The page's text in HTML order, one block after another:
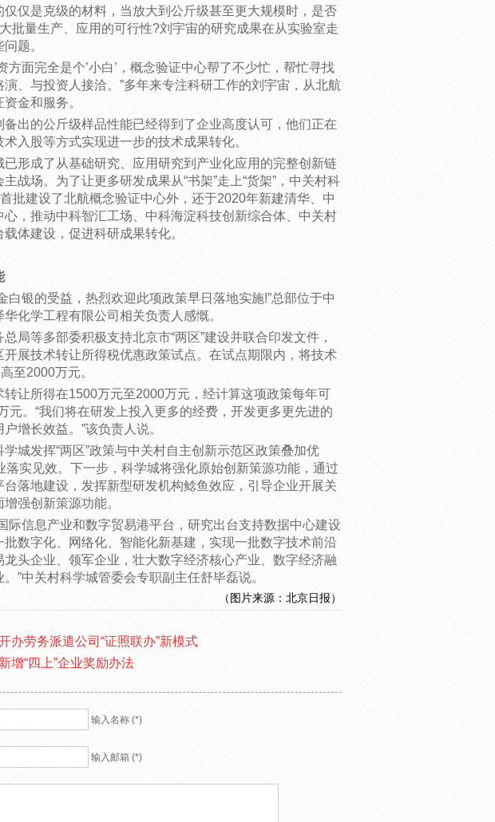
是克级的材料，当放大到公斤级甚至更大规模时，是否
批量生产、应用的可行性?刘宇宙的研究成果在从实验室走
题。
面完全是个’小白’，概念验证中心帮了不少忙，帮忙寻找
、与投资人接洽。”多年来专注科研工作的刘宇宙，从北航
金和服务。
的公斤级样品性能已经得到了企业高度认可，他们正在
入股等方式实现进一步的技术成果转化。
成了从基础研究、应用研究到产业化应用的完整创新链
战场。为了让更多研发成果从“书架”走上“货架”，中关村科
批建设了北航概念验证中心外，还于2020年新建清华、中
，推动中科智汇工场、中科海淀科技创新综合体、中关村
体建设，促进科研成果转化。
银的受益，热烈欢迎此项政策早日落地实施!”总部位于中
化学工程有限公司相关负责人感慨。
等多部委积极支持北京市“两区”建设并联合印发文件，
展技术转让所得税优惠政策试点。在试点期限内，将技术
至2000万元。
所得在1500万元至2000万元，经计算这项政策每年可
元。“我们将在研发上投入更多的经费，开发更多更先进的
增长效益。”该负责人说。
发挥“两区”政策与中关村自主创新示范区政策叠加优
实见效。下一步，科学城将强化原始创新策源功能，通过
落地建设，发挥新型研发机构鲶鱼效应，引导企业开展关
强创新策源功能。
信息产业和数字贸易港平台，研究出台支持数据中心建设
数字化、网络化、智能化新基建，实现一批数字技术前沿
头企业、领军企业，壮大数字经济核心产业、数字经济融
”中关村科学城管委会专职副主任舒毕磊说。
（图片来源：北京日报）
办劳务派遣公司“证照联办”新模式
增“四上”企业奖励办法
输入名称 (*)
输入邮箱 (*)